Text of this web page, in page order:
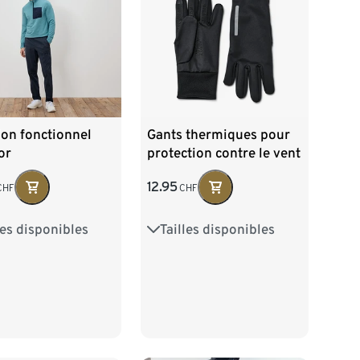
fonctionnel
disponibles
M 48/50
Gants thermiques pour
protection contre le vent
12.95CHF
Tailles disponibles
6,5 7,5 8,5 9,5